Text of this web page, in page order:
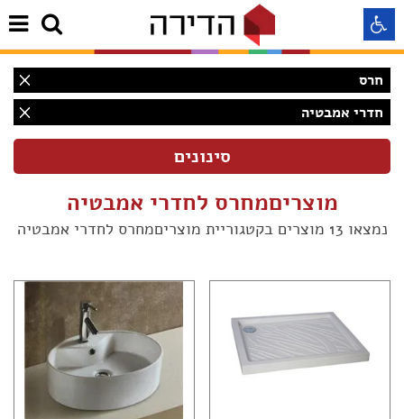
חרס
חדרי אמבטיה
(9)
מוצריםמחרס לחדרי אמבטיה
נמצאו 13 מוצרים בקטגוריית מוצריםמחרס לחדרי אמבטיה
התאמה לקורא מסך
התאמה לכבדי ראיה
הדגשת קישורים
Aא Aא